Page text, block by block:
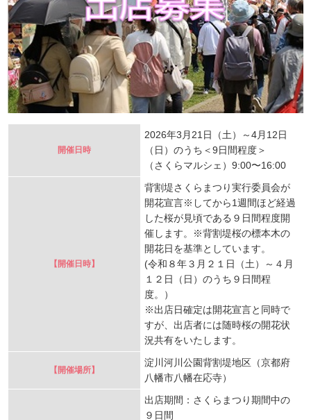
開催日時
2026年3月21日（土）～4月12日
（日）のうち＜9日間程度＞
（さくらマルシェ）9:00〜16:00
【開催日時】
背割堤さくらまつり実行委員会が
開花宣言※してから1週間ほど経過
した桜が見頃である９日間程度開
催します。※背割堤桜の標本木の
開花日を基準としています。
(令和８年３月２１日（土）～４月
１２日（日）のうち９日間程
度。）
※出店日確定は開花宣言と同時で
すが、出店者には随時桜の開花状
況共有をいたします。
【開催場所】
淀川河川公園背割堤地区（京都府
八幡市八幡在応寺）
出店期間：さくらまつり期間中の
９日間